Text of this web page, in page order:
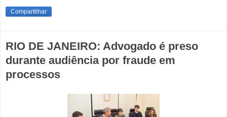
Compartilhar
RIO DE JANEIRO: Advogado é preso
durante audiência por fraude em
processos